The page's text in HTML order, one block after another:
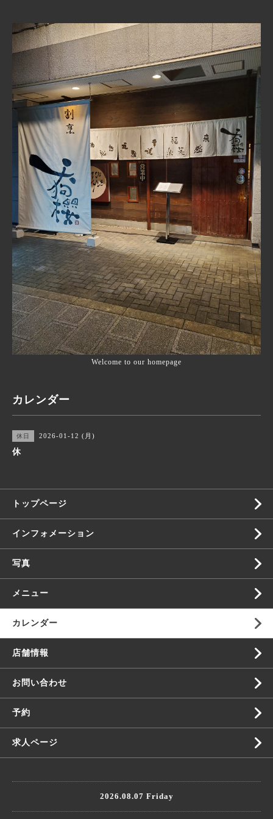
Welcome to our homepage
カレンダー
休日 2026-01-12 (月)
休
トップページ
インフォメーション
写真
メニュー
カレンダー
店舗情報
お問い合わせ
予約
求人ページ
2026.08.07 Friday